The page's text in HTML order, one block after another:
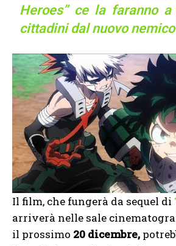
Heroes” ce la faranno
cittadini dal nuovo
Il film, che fungerà da sequel di
arriverà nelle sale
il prossimo 20 dicembre,